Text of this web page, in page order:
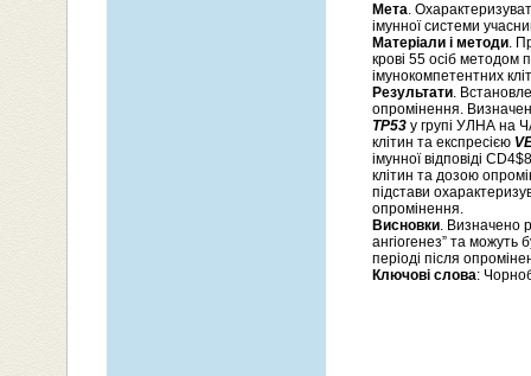
Мета.
імунної системи
Матеріали і методи.
крові 55 осіб методом
імунокомпетентних
Результати.
опромінення.
ТР53 у групі УЛНА на
клітин та експресією
імунної відповіді
клітин та дозою
підстави
опромінення.
Висновки. Визначено
ангіогенез” та можуть
періоді після
Ключові слова: